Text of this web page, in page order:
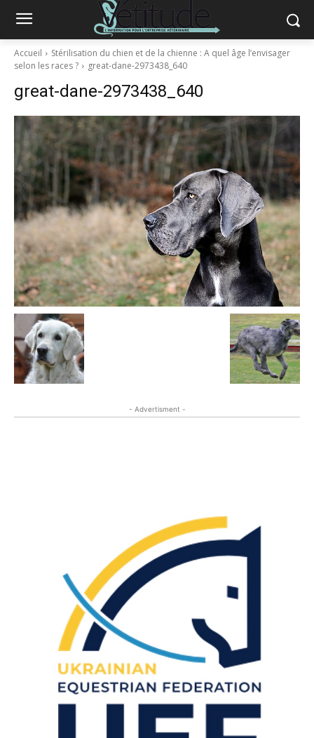
Accueil
Stérilisation du chien et de la chienne : A quel âge l’envisager
selon les races ?
great-dane-2973438_640
great-dane-2973438_640
- Advertisment -